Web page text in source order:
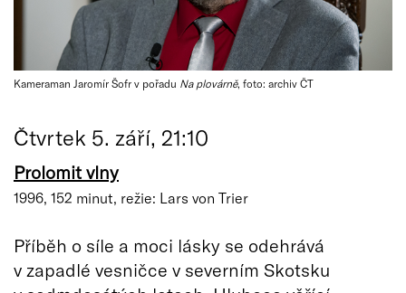
Kameraman Jaromír Šofr v pořadu Na plovárně, foto: archiv ČT
Čtvrtek 5. září, 21:10
Prolomit vlny
1996, 152 minut, režie: Lars von Trier
Příběh o síle a moci lásky se odehrává
v zapadlé vesničce v severním Skotsku